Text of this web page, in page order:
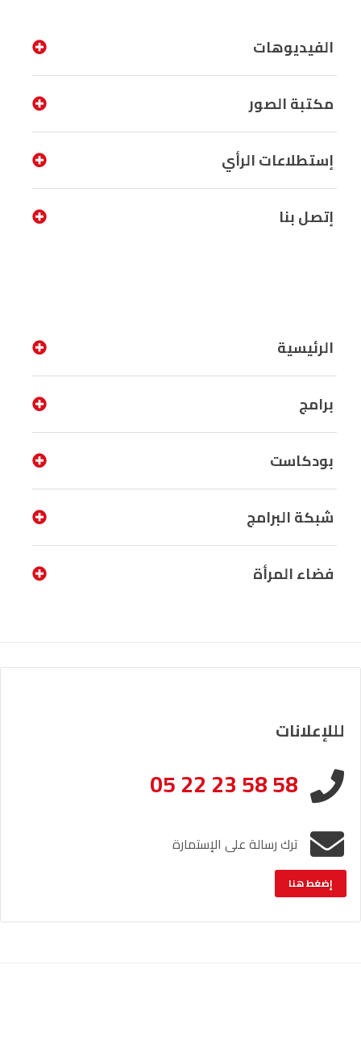
الفيديوهات
مكتبة الصور
إستطلاعات الرأي
إتصل بنا
الرئيسية
برامج
بودكاست
شبكة البرامج
فضاء المرأة
لللإعلانات
05 22 23 58 58
ترك رسالة على الإستمارة
إضغط هنا